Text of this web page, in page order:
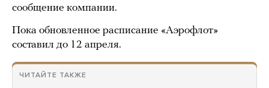
сообщение компании.
Пока обновленное расписание «Аэрофлот»
составил до 12 апреля.
ЧИТАЙТЕ ТАКЖЕ